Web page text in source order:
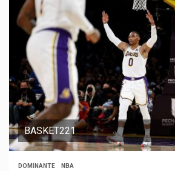
BASKET221
DOMINANTE NBA